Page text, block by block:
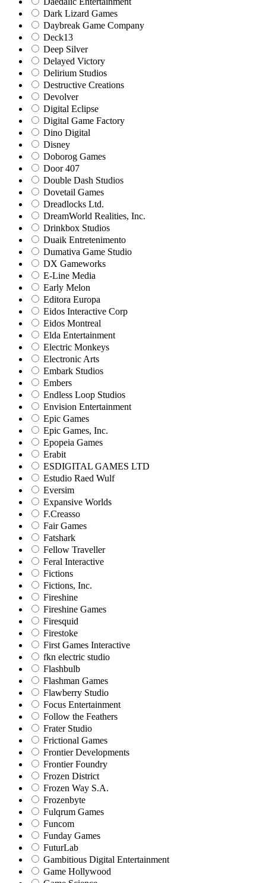
Dark Lizard Games
Daybreak Game Company
Deck13
Deep Silver
Delayed Victory
Delirium Studios
Destructive Creations
Devolver
Digital Eclipse
Digital Game Factory
Dino Digital
Disney
Doborog Games
Door 407
Double Dash Studios
Dovetail Games
Dreadlocks Ltd.
DreamWorld Realities, Inc.
Drinkbox Studios
Duaik Entretenimento
Dumativa Game Studio
DX Gameworks
E-Line Media
Early Melon
Editora Europa
Eidos Interactive Corp
Eidos Montreal
Elda Entertainment
Electric Monkeys
Electronic Arts
Embark Studios
Embers
Endless Loop Studios
Envision Entertainment
Epic Games
Epic Games, Inc.
Epopeia Games
Erabit
ESDIGITAL GAMES LTD
Estudio Raed Wulf
Eversim
Expansive Worlds
F.Creasso
Fair Games
Fatshark
Fellow Traveller
Feral Interactive
Fictions
Fictions, Inc.
Fireshine
Fireshine Games
Firesquid
Firestoke
First Games Interactive
fkn electric studio
Flashbulb
Flashman Games
Flawberry Studio
Focus Entertainment
Follow the Feathers
Frater Studio
Frictional Games
Frontier Developments
Frontier Foundry
Frozen District
Frozen Way S.A.
Frozenbyte
Fulqrum Games
Funcom
Funday Games
FuturLab
Gambitious Digital Entertainment
Game Hollywood